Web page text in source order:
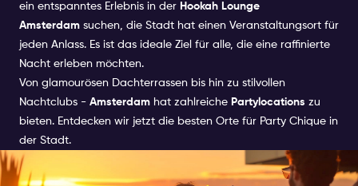
ein entspanntes Erlebnis in der Hookah Lounge
Amsterdam suchen, die Stadt hat einen Veranstaltungsort für
jeden Anlass. Es ist das ideale Ziel für alle, die eine raffinierte
Nacht erleben möchten.
Von glamourösen Dachterrassen bis hin zu stilvollen
Nachtclubs - Amsterdam hat zahlreiche Partylocations zu
bieten. Entdecken wir jetzt die besten Orte für Party Chique in
der Stadt.